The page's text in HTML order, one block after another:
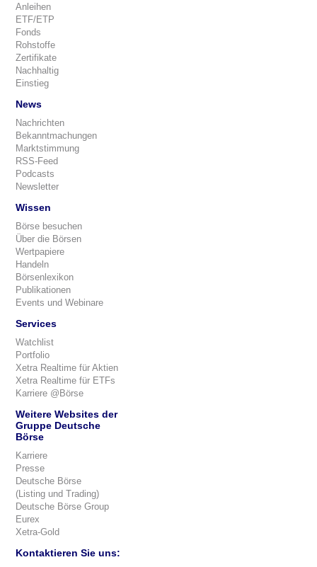
Anleihen
ETF/ETP
Fonds
Rohstoffe
Zertifikate
Nachhaltig
Einstieg
News
Nachrichten
Bekanntmachungen
Marktstimmung
RSS-Feed
Podcasts
Newsletter
Wissen
Börse besuchen
Über die Börsen
Wertpapiere
Handeln
Börsenlexikon
Publikationen
Events und Webinare
Services
Watchlist
Portfolio
Xetra Realtime für Aktien
Xetra Realtime für ETFs
Karriere @Börse
Weitere Websites der
Gruppe Deutsche
Börse
Karriere
Presse
Deutsche Börse
(Listing und Trading)
Deutsche Börse Group
Eurex
Xetra-Gold
Kontaktieren Sie uns: